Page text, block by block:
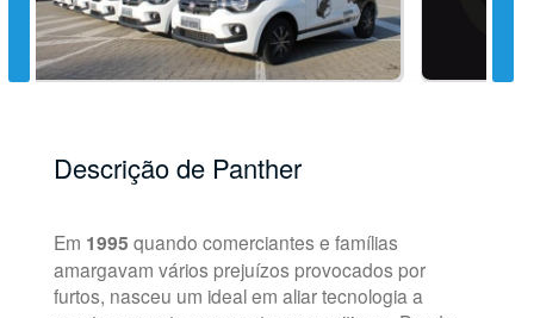
Descrição de Panther
Em 1995 quando comerciantes e famílias
amargavam vários prejuízos provocados por
furtos, nasceu um ideal em aliar tecnologia a